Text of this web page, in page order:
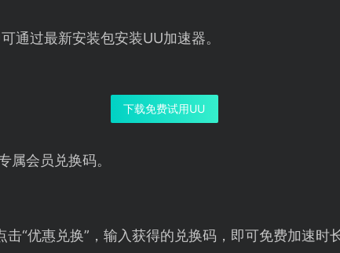
通过最新安装包安装UU加速器。
下载免费试用UU
属会员兑换码。
“优惠兑换”，输入获得的兑换码，即可免费加速时